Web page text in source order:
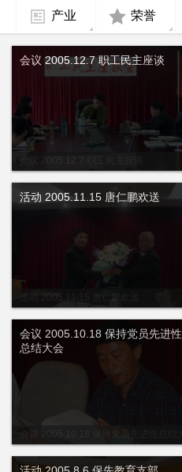
产业 荣誉
会议 2005.12.7 职工民主座谈
活动 2005.11.15 唐仁鹏欢送
活动 2005.11.15 唐仁鹏欢送
会议 2005.10.18 保持党员先进性总结大
会议 2005.10.18 保持党员先进性
总结大会